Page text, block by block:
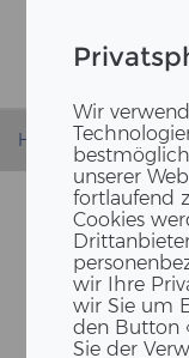
Wir
unserer
fortlaufend
Cookies
wir Ihre
wir Sie um
den Button
Sie der
Homepage News